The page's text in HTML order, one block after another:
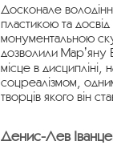
Досконале
пластикою та
монументальною
дозволили Марʼяну
місце в дисципліні,
соцреалізмом,
творців якого він
Денис-Лев